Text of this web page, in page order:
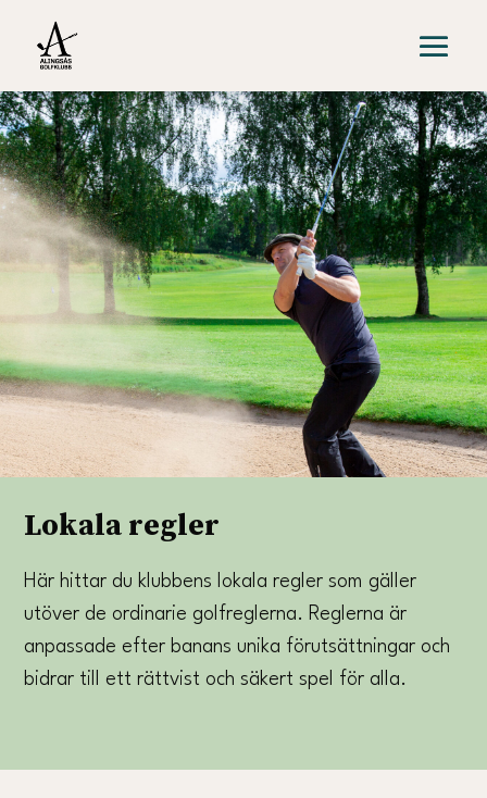
Lokala regler
Här hittar du klubbens lokala regler som gäller
utöver de ordinarie golfreglerna. Reglerna är
anpassade efter banans unika förutsättningar och
bidrar till ett rättvist och säkert spel för alla.